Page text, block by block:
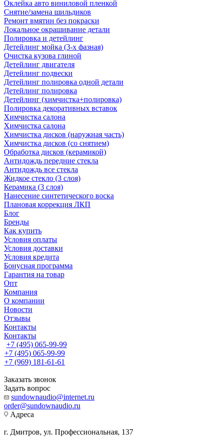
Оклейка авто виниловой пленкой
Снятие/замена шильдиков
Ремонт вмятин без покраски
Локальное окрашивание детали
Полировка и детейлинг
Детейлинг мойка (3-х фазная)
Очистка кузова глиной
Детейлинг двигателя
Детейлинг подвески
Детейлинг полировка одной детали
Детейлинг полировка
Детейлинг (химчистка+полировка)
Полировка декоративных вставок
Химчистка салона
Химчистка салона
Химчистка дисков (наружная часть)
Химчистка дисков (со снятием)
Обработка дисков (керамикой)
Антидождь передние стекла
Антидождь все стекла
Жидкое стекло (3 слоя)
Керамика (3 слоя)
Нанесение синтетического воска
Плановая коррекция ЛКП
Блог
Бренды
Как купить
Условия оплаты
Условия доставки
Условия кредита
Бонусная программа
Гарантия на товар
Опт
Компания
О компании
Новости
Отзывы
Контакты
Контакты
+7 (495) 065-99-99
+7 (495) 065-99-99
+7 (969) 181-61-61
Заказать звонок
Задать вопрос
sundownaudio@internet.ru
order@sundownaudio.ru
Адреса
г. Дмитров, ул. Профессиональная, 137